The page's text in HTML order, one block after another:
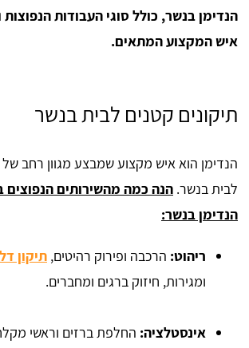
הנדימן בנשר, כולל סוגי העבודות
איש המקצוע המתאים.
תיקונים קטנים לבית בנשר
הנדימן הוא איש מקצוע שמבצע מגוון רחב של
לבית בנשר. הנה כמה מהשירותים הנפוצים
הנדימן בנשר:
ריהוט: הרכבה ופירוק רהיטים, תיקון
ומגירות, חיזוק ברגים ומחברים.
אינסטלציה: החלפת ברזים וראשי